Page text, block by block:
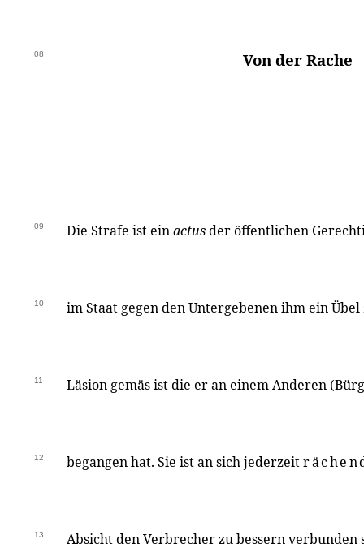
08 Von der Rache
09 Die Strafe ist einactusder öffentlichen
10 im Staat gegen den Untergebenen ihm ein
11 Läsion gemäs ist die er an einem Anderen
12 begangen hat. Sie ist an sich jederzeit
13 Absicht den Verbrecher zu bessern verbunden